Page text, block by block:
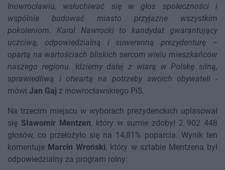
Inowrocławiu, wsłuchiwać się w głos społeczności i
wspólnie budować miasto przyjazne wszystkim
pokoleniom. Karol Nawrocki to kandydat gwarantujący
uczciwą, odpowiedzialną i suwerenną prezydenturę –
opartą na wartościach bliskich sercom wielu mieszkańców
naszego regionu. Idziemy dalej z wiarą w Polskę silną,
sprawiedliwą i otwartą na potrzeby swoich obywateli -
mówi Jan Gaj z inowrocławskiego PiS.
Na trzecim miejscu w wyborach prezydenckich uplasował
się Sławomir Mentzen, który w sumie zdobył 2 902 448
głosów, co przełożyło się na 14,81% poparcia. Wynik ten
komentuje Marcin Wroński, który w sztabie Mentzena był
odpowiedzialny za program rolny: